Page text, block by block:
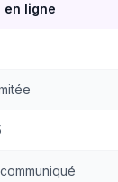
en ligne